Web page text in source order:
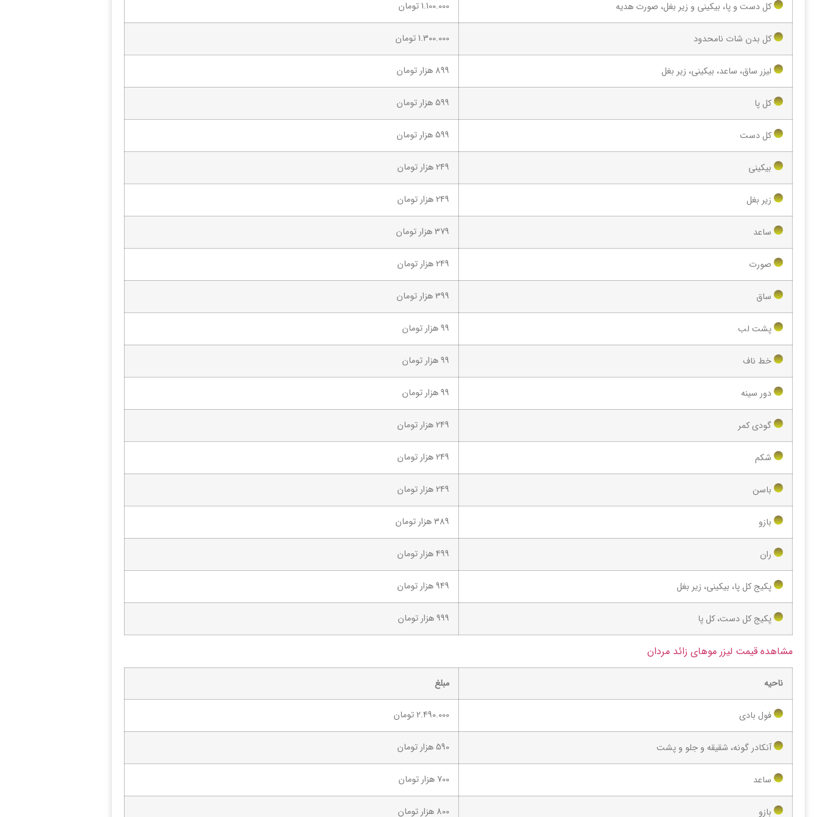
کل دست و پا، بیکینی و زیر بغل، صورت هدیه 1.100.000 تومان
کل بدن شات نامحدود 1.300.000 تومان
لیزر ساق، ساعد، بیکینی، زیر بغل 899 هزار تومان
کل پا 599 هزار تومان
کل دست 599 هزار تومان
بیکینی 249 هزار تومان
زیر بغل 249 هزار تومان
ساعد 379 هزار تومان
صورت 249 هزار تومان
ساق 399 هزار تومان
پشت لب 99 هزار تومان
خط ناف 99 هزار تومان
دور سینه 99 هزار تومان
گودی کمر 249 هزار تومان
شکم 249 هزار تومان
باسن 249 هزار تومان
بازو 389 هزار تومان
ران 499 هزار تومان
پکیج کل پا، بیکینی، زیر بغل 949 هزار تومان
پکیج کل دست، کل پا 999 هزار تومان
مشاهده قیمت لیزر موهای زائد مردان
ناحیه مبلغ
فول بادی 2.490.000 تومان
آنکادر گونه، شقیقه و جلو و پشت 590 هزار تومان
ساعد 700 هزار تومان
بازو 800 هزار تومان